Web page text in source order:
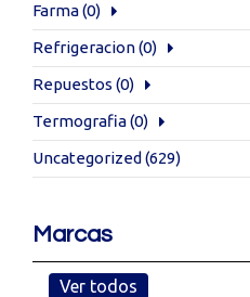
Farma(0)
Refrigeracion(0)
Repuestos (0)
Termografia(0)
Uncategorized (629)
Marcas
Ver todos